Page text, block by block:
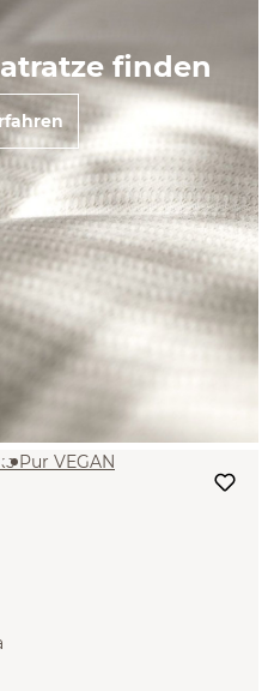
finden